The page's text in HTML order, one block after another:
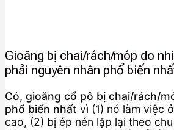
Gioăng bị chai/rách/móp do
phải nguyên nhân phổ biến
Có, gioăng cổ pô bị chai/rách/
phổ biến nhất vì (1) nó làm việc
cao, (2) bị ép nén lặp lại theo